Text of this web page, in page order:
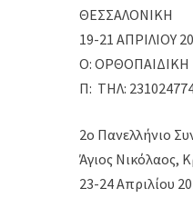
ΘΕΣΣΑΛΟΝΙΚΗ
19-21 ΑΠΡΙΛΙΟΥ
Ο: ΟΡΘΟΠΑΙΔΙΚΗ
Π: ΤΗΛ:
2ο Πανελλήνιο
Άγιος Νικόλαος,
23-24 Απριλίου